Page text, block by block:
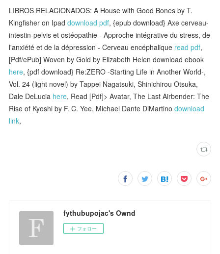
LIBROS RELACIONADOS: A House with Good Bones by T.
Kingfisher on Ipaddownload pdf, {epub download} Axe cerveau-
intestin-pelvis et ostéopathie - Approche intégrative du stress, de
l'anxiété et de la dépression - Cerveau encéphalique read pdf,
[Pdf/ePub] Woven by Gold by Elizabeth Helen download ebook
here, {pdf download} Re:ZERO -Starting Life in Another World-,
Vol. 24 (light novel) by Tappei Nagatsuki, Shinichirou Otsuka,
Dale DeLucia here, Read [Pdf]> Avatar, The Last Airbender: The
Rise of Kyoshi by F. C. Yee, Michael Dante DiMartinodownload
link,
fythubupojac's Ownd
フォロー